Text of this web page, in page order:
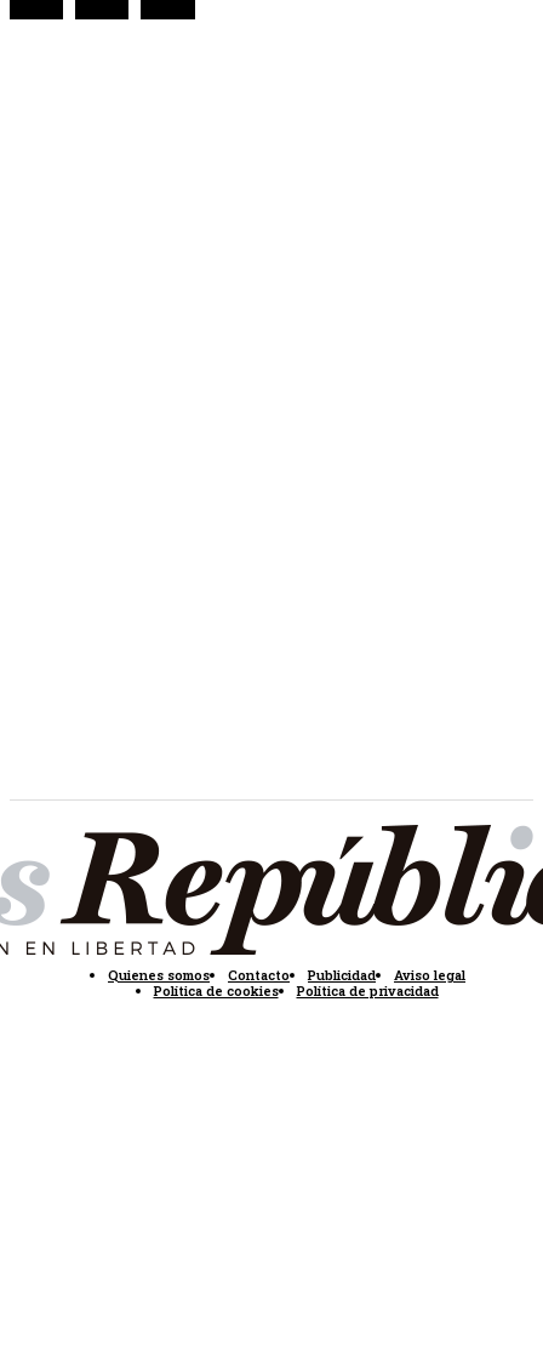
Quienes somos Contacto Publicidad
Aviso legal
Política de cookies
Política de privacidad